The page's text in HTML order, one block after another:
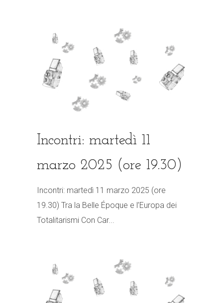
Incontri: martedì 11
marzo 2025 (ore 19.30)
Incontri: martedì 11 marzo 2025 (ore
19.30) Tra la Belle Époque e l’Europa dei
Totalitarismi Con Car...